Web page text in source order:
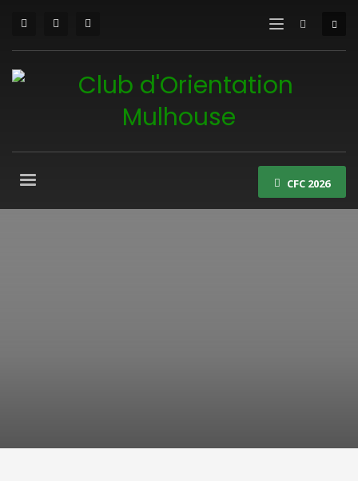
CFC 2026